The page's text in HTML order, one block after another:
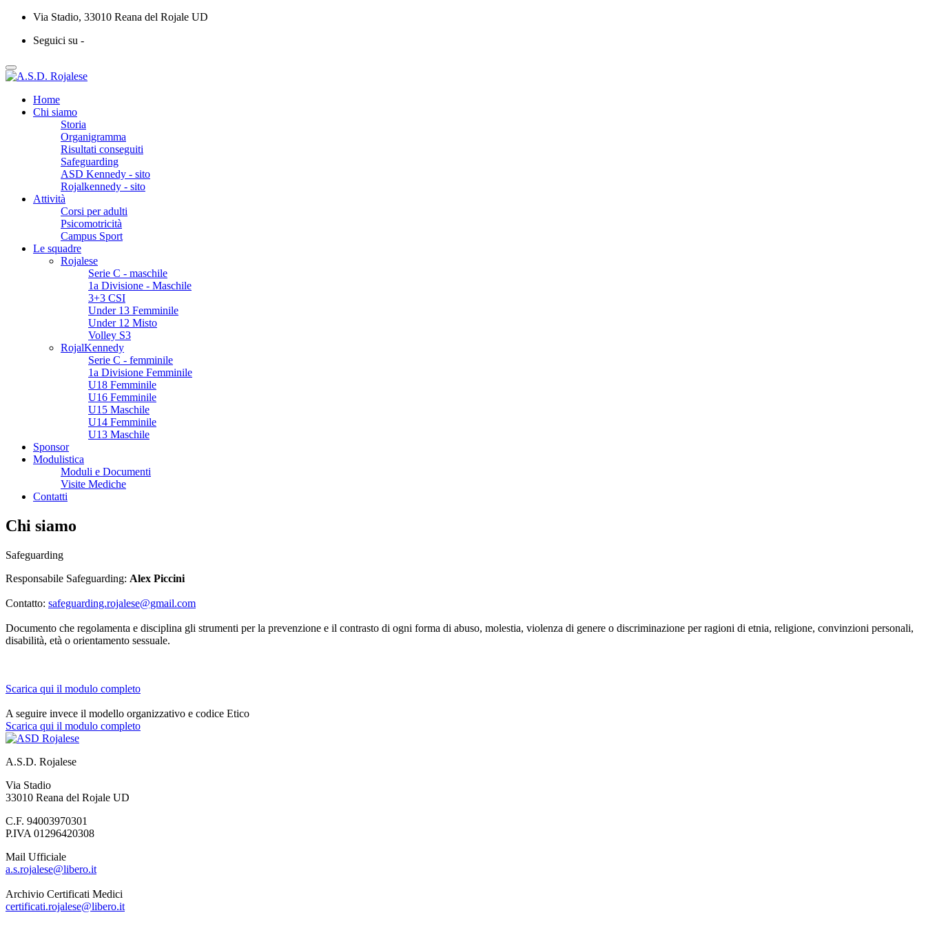
Via Stadio, 33010 Reana del Rojale UD
Seguici su -
Home
Chi siamo
Storia
Organigramma
Risultati conseguiti
Safeguarding
ASD Kennedy - sito
Rojalkennedy - sito
Attività
Corsi per adulti
Psicomotricità
Campus Sport
Le squadre
Rojalese
Serie C - maschile
1a Divisione - Maschile
3+3 CSI
Under 13 Femminile
Under 12 Misto
Volley S3
RojalKennedy
Serie C - femminile
1a Divisione Femminile
U18 Femminile
U16 Femminile
U15 Maschile
U14 Femminile
U13 Maschile
Sponsor
Modulistica
Moduli e Documenti
Visite Mediche
Contatti
Chi siamo
Safeguarding
Responsabile Safeguarding: Alex Piccini
Contatto: safeguarding.rojalese@gmail.com
Documento che regolamenta e disciplina gli strumenti per la prevenzione e il contrasto di ogni forma di abuso, molestia, violenza di genere o discriminazione per ragioni di etnia, religione, convinzioni personali,
disabilità, età o orientamento sessuale.
Scarica qui il modulo completo
A seguire invece il modello organizzativo e codice Etico
Scarica qui il modulo completo
A.S.D. Rojalese
Via Stadio
33010 Reana del Rojale UD
C.F. 94003970301
P.IVA 01296420308
Mail Ufficiale
a.s.rojalese@libero.it
Archivio Certificati Medici
certificati.rojalese@libero.it